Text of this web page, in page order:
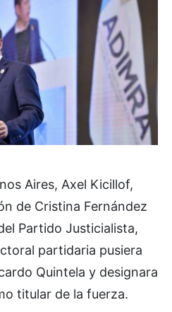
Aires, Axel Kicillof,
de Cristina Fernández
Partido Justicialista,
partidaria pusiera
Quintela y designara
titular de la fuerza.